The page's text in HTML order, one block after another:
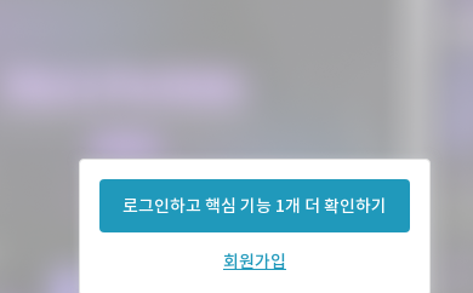
로그인하고 핵심 기능 1개 더 확인하기
회원가입